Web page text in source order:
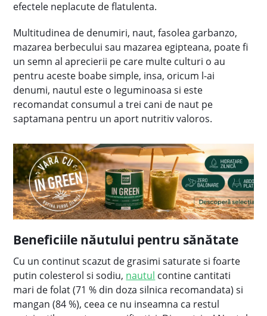
efectele neplacute de flatulenta.
Multitudinea de denumiri, naut, fasolea garbanzo,
mazarea berbecului sau mazarea egipteana, poate fi
un semn al aprecierii pe care multe culturi o au
pentru aceste boabe simple, insa, oricum l-ai
denumi, nautul este o leguminoasa si este
recomandat consumul a trei cani de naut pe
saptamana pentru un aport nutritiv valoros.
Beneficiile năutului pentru sănătate
Cu un continut scazut de grasimi saturate si foarte
putin colesterol si sodiu, nautul contine cantitati
mari de folat (71 % din doza silnica recomandata) si
mangan (84 %), ceea ce nu inseamna ca restul